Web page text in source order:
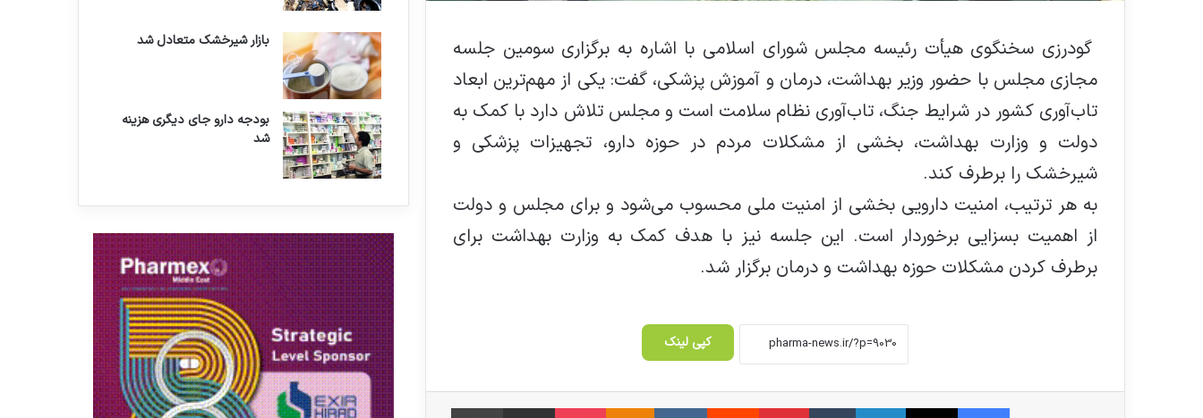
گودرزی سخنگوی هیأت رئیسه مجلس شورای اسلامی با اشاره به برگزاری سومین جلسه
مجازی مجلس با حضور وزیر بهداشت، درمان و آموزش پزشکی، گفت: یکی از مهم‌ترین ابعاد
تاب‌آوری کشور در شرایط جنگ، تاب‌آوری نظام سلامت است و مجلس تلاش دارد با کمک به
دولت و وزارت بهداشت، بخشی از مشکلات مردم در حوزه دارو، تجهیزات پزشکی و
شیرخشک را برطرف کند.
به هر ترتیب، امنیت دارویی بخشی از امنیت ملی محسوب می‌شود و برای مجلس و دولت
از اهمیت بسزایی برخوردار است. این جلسه نیز با هدف کمک به وزارت بهداشت برای
برطرف کردن مشکلات حوزه بهداشت و درمان برگزار شد.
کپی لینک
فیس بوک X لینکدین ‫تامبلر ‫پین‌ترست ‫رددیت ‫VKontakte
‫Odnoklassniki پاکت اشتراک گذاری از طریق ایمیل
بازار شیرخشک متعادل شد
بودجه دارو جای دیگری هزینه
شد